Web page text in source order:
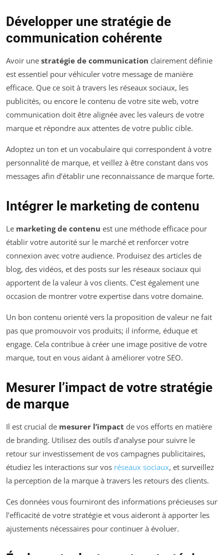
Développer une stratégie de
communication cohérente
Avoir une stratégie de communication clairement définie
est essentiel pour véhiculer votre message de manière
efficace. Que ce soit à travers les réseaux sociaux, les
publicités, ou encore le contenu de votre site web, votre
communication doit être alignée avec les valeurs de votre
marque et répondre aux attentes de votre public cible.
Adoptez un ton et un vocabulaire qui correspondent à votre
personnalité de marque, et veillez à être constant dans vos
messages afin d’établir une reconnaissance de marque forte.
Intégrer le marketing de contenu
Le marketing de contenu est une méthode efficace pour
établir votre autorité sur le marché et renforcer votre
connexion avec votre audience. Produisez des articles de
blog, des vidéos, et des posts sur les réseaux sociaux qui
apportent de la valeur à vos clients. C’est également une
occasion de montrer votre expertise dans votre domaine.
Un bon contenu orienté vers la proposition de valeur ne fait
pas que promouvoir vos produits; il informe, éduque et
engage. Cela contribue à créer une image positive de votre
marque, tout en vous aidant à améliorer votre SEO.
Mesurer l’impact de votre stratégie
de marque
Il est crucial de mesurer l’impact de vos efforts en matière
de branding. Utilisez des outils d’analyse pour suivre le
retour sur investissement de vos campagnes publicitaires,
étudiez les interactions sur vos réseaux sociaux, et surveillez
la perception de la marque à travers les retours des clients.
Ces données vous fourniront des informations précieuses sur
l’efficacité de votre stratégie et vous aideront à apporter les
ajustements nécessaires pour continuer à évoluer.